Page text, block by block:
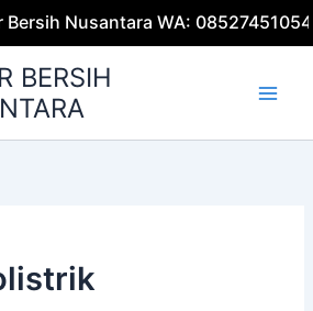
Nusantara WA:
BERSIH